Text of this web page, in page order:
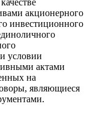
акционерного
инвестиционного
условии
актами
на
являющиеся